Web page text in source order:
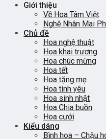
Giới thiệu
Về Hoa Tâm Việt
Nghệ Nhân Mai
Chủ đề
Hoa nghệ thuật
Hoa khai trương
Hoa chúc mừng
Hoa tết
Hoa tặng mẹ
Hoa tình yêu
Hoa sinh nhật
Hoa Chia buồn
Hoa cưới
Kiểu dáng
Bình hoa – Chậu